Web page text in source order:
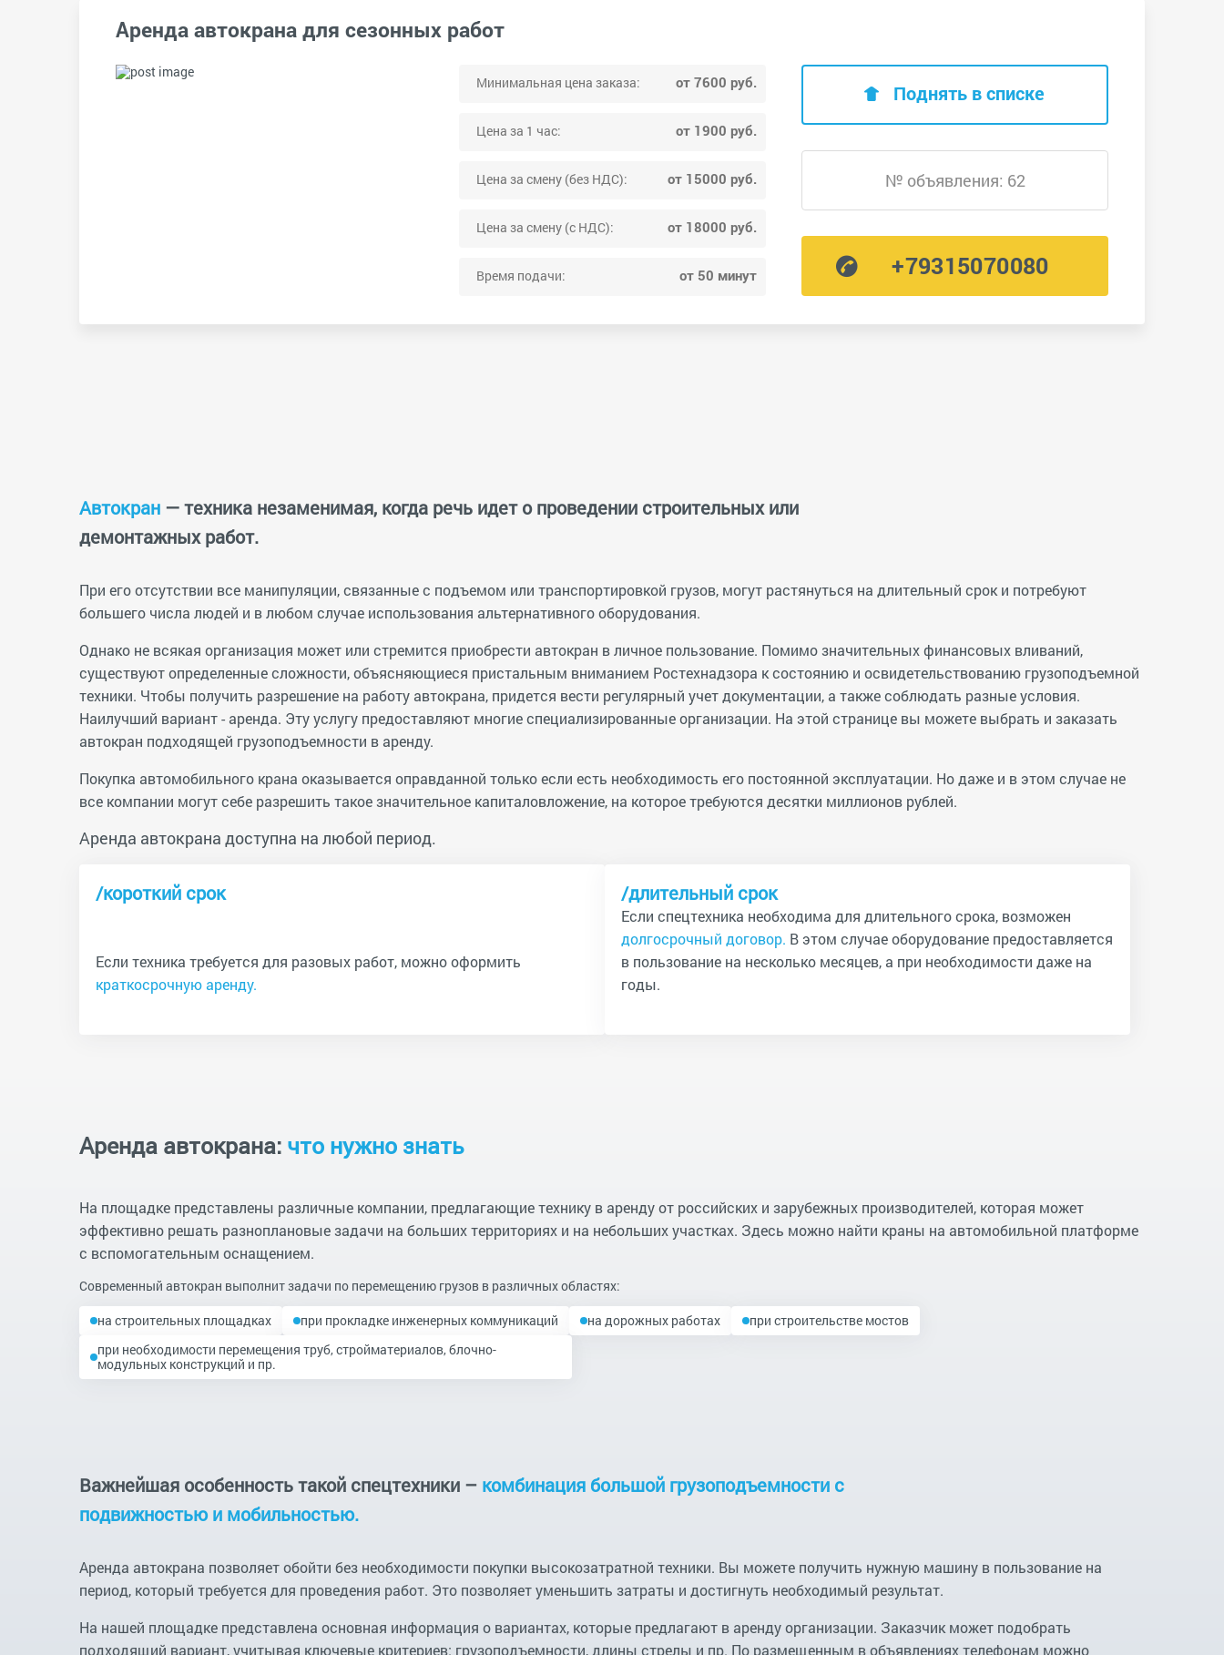
Аренда автокрана для сезонных работ
Минимальная цена заказа: от 7600 руб.
Цена за 1 час: от 1900 руб.
Цена за смену (без НДС): от 15000 руб.
Цена за смену (с НДС): от 18000 руб.
Время подачи: от 50 минут
Поднять в списке
№ объявления: 62
+79315070080
Автокран — техника незаменимая, когда речь идет о проведении строительных или
демонтажных работ.
При его отсутствии все манипуляции, связанные с подъемом или транспортировкой грузов, могут растянуться на длительный срок и потребуют
большего числа людей и в любом случае использования альтернативного оборудования.
Однако не всякая организация может или стремится приобрести автокран в личное пользование. Помимо значительных финансовых вливаний,
существуют определенные сложности, объясняющиеся пристальным вниманием Ростехнадзора к состоянию и освидетельствованию грузоподъемной
техники. Чтобы получить разрешение на работу автокрана, придется вести регулярный учет документации, а также соблюдать разные условия.
Наилучший вариант - аренда. Эту услугу предоставляют многие специализированные организации. На этой странице вы можете выбрать и заказать
автокран подходящей грузоподъемности в аренду.
Покупка автомобильного крана оказывается оправданной только если есть необходимость его постоянной эксплуатации. Но даже и в этом случае не
все компании могут себе разрешить такое значительное капиталовложение, на которое требуются десятки миллионов рублей.
Аренда автокрана доступна на любой период.
/короткий срок
Если техника требуется для разовых работ, можно оформить
краткосрочную аренду.
/длительный срок
Если спецтехника необходима для длительного срока, возможен
долгосрочный договор. В этом случае оборудование предоставляется
в пользование на несколько месяцев, а при необходимости даже на
годы.
Аренда автокрана: что нужно знать
На площадке представлены различные компании, предлагающие технику в аренду от российских и зарубежных производителей, которая может
эффективно решать разноплановые задачи на больших территориях и на небольших участках. Здесь можно найти краны на автомобильной платформе
с вспомогательным оснащением.
Современный автокран выполнит задачи по перемещению грузов в различных областях:
на строительных площадках
при прокладке инженерных коммуникаций на дорожных работах
при строительстве мостов
при необходимости перемещения труб, стройматериалов, блочно-
модульных конструкций и пр.
Важнейшая особенность такой спецтехники – комбинация большой грузоподъемности с
подвижностью и мобильностью.
Аренда автокрана позволяет обойти без необходимости покупки высокозатратной техники. Вы можете получить нужную машину в пользование на
период, который требуется для проведения работ. Это позволяет уменьшить затраты и достигнуть необходимый результат.
На нашей площадке представлена основная информация о вариантах, которые предлагают в аренду организации. Заказчик может подобрать
подходящий вариант, учитывая ключевые критериев: грузоподъемности, длины стрелы и пр. По размещенным в объявлениях телефонам можно